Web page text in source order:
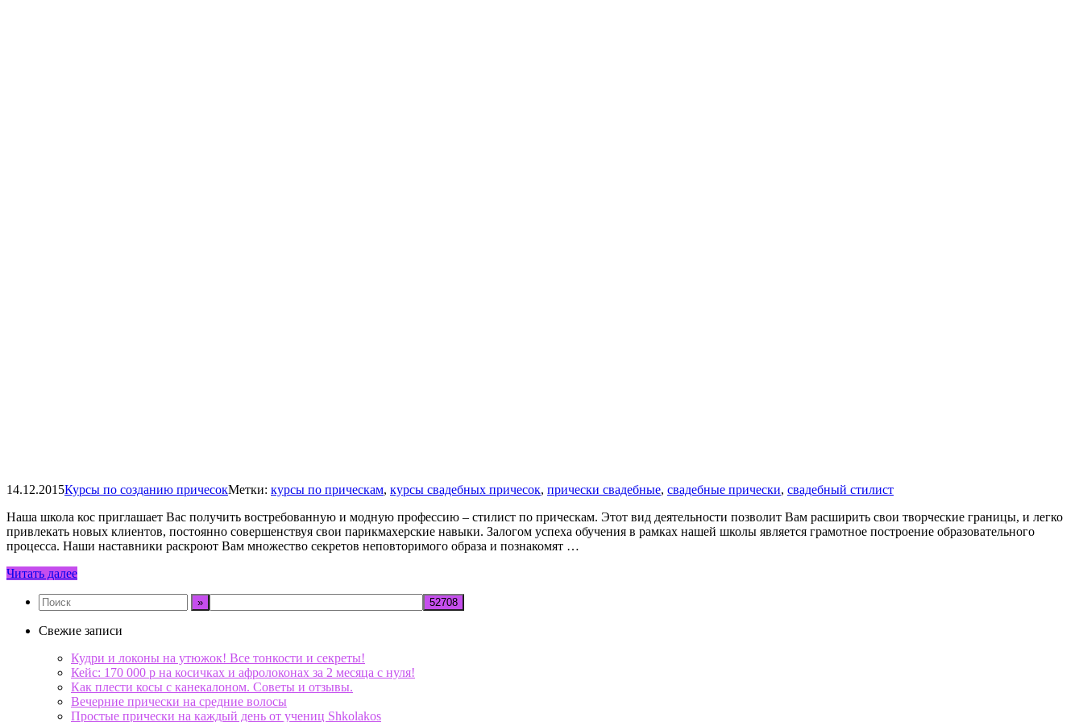
14.12.2015Курсы по созданию причесокМетки: курсы по прическам, курсы свадебных причесок, прически свадебные, свадебные прически, свадебный стилист
Наша школа кос приглашает Вас получить востребованную и модную профессию – стилист по прическам. Этот вид деятельности позволит Вам расширить свои творческие границы, и легко
привлекать новых клиентов, постоянно совершенствуя свои парикмахерские навыки. Залогом успеха обучения в рамках нашей школы является грамотное построение образовательного
процесса. Наши наставники раскроют Вам множество секретов неповторимого образа и познакомят …
Читать далее
Свежие записи
Кудри и локоны на утюжок! Все тонкости и секреты!
Кейс: 170 000 р на косичках и афролоконах за 2 месяца с нуля!
Как плести косы с канекалоном. Советы и отзывы.
Вечерние прически на средние волосы
Простые прически на каждый день от учениц Shkolakos